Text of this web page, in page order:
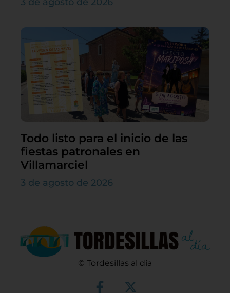
Todo listo para el inicio de las
fiestas patronales en
Villamarciel
3 de agosto de 2026
© Tordesillas al día